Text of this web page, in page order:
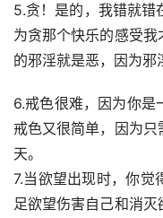
5.贪！是的，我错就错
为贪那个快乐的感受
的邪淫就是恶，因为邪
6.戒色很难，因为你是
戒色又很简单，因为
天。
7.当欲望出现时，你觉
足欲望伤害自己和消